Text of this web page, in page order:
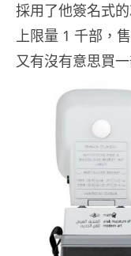
採用了他簽名式
上限量 1 千部，
又有沒有意思買